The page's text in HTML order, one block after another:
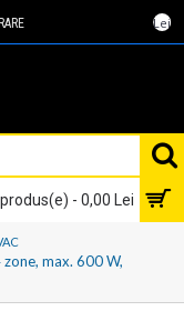
Lei
- 0,00 Lei
max. 600 W,